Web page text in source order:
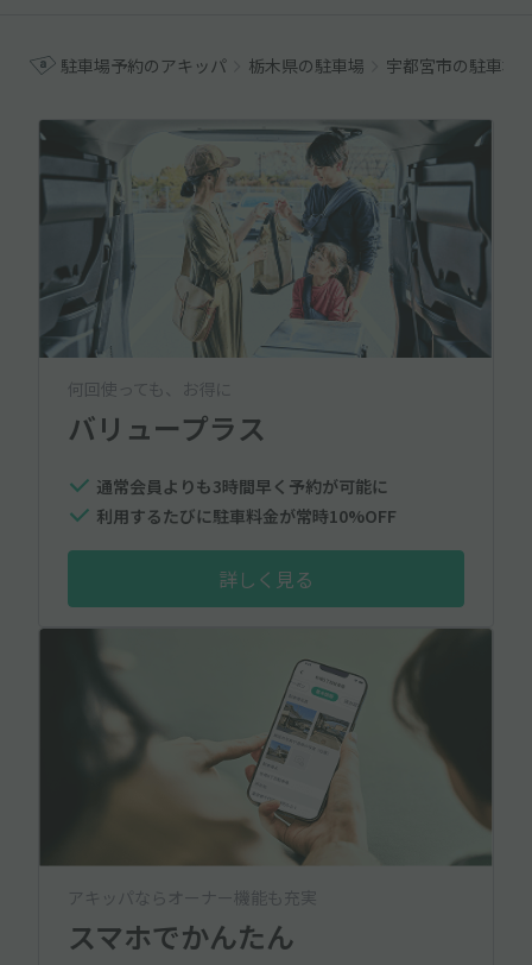
駐車場予約のアキッパ 栃木県の駐車場 宇都宮市の駐車場
何回使っても、お得に
バリュープラス
通常会員よりも3時間早く予約が可能に
利用するたびに駐車料金が常時10%OFF
詳しく見る
アキッパならオーナー機能も充実
スマホでかんたん